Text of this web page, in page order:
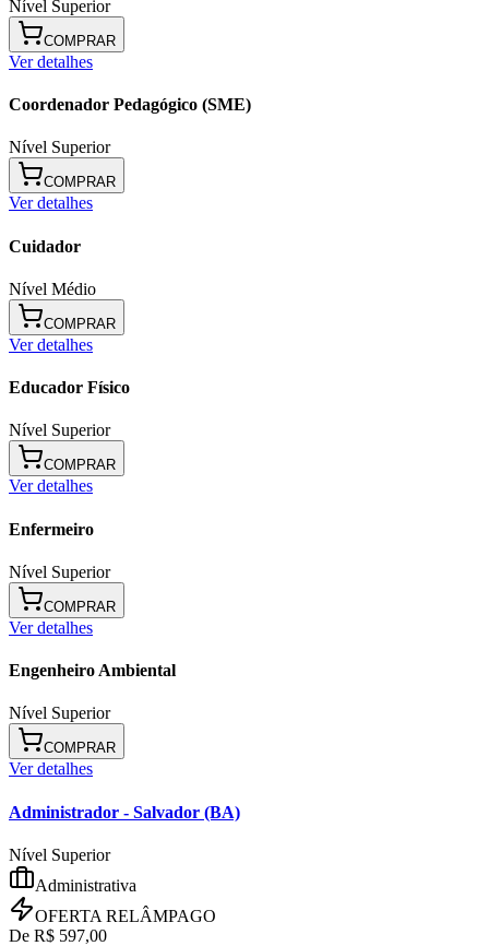
Nível Superior
COMPRAR
Ver detalhes
Coordenador Pedagógico (SME)
Nível Superior
COMPRAR
Ver detalhes
Cuidador
Nível Médio
COMPRAR
Ver detalhes
Educador Físico
Nível Superior
COMPRAR
Ver detalhes
Enfermeiro
Nível Superior
COMPRAR
Ver detalhes
Engenheiro Ambiental
Nível Superior
COMPRAR
Ver detalhes
Administrador - Salvador (BA)
Nível Superior
Administrativa
OFERTA RELÂMPAGO
De R$ 597,00